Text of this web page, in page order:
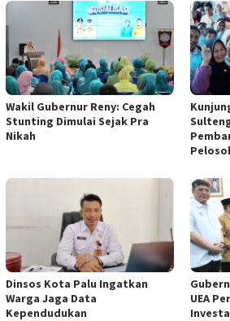
Wakil Gubernur Reny: Cegah
Stunting Dimulai Sejak Pra
Nikah
Dinsos Kota Palu Ingatkan
Warga Jaga Data
Kependudukan
UEA